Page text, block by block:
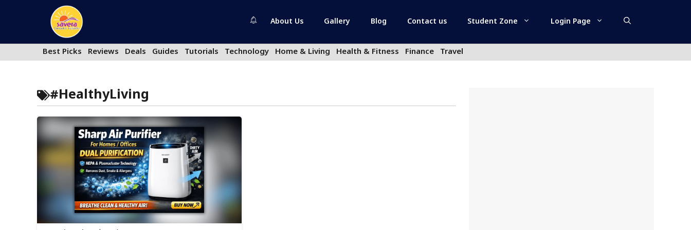
About Us Gallery Blog Contact us Student Zone Login Page
Best Picks Reviews Deals Guides Tutorials Technology Home & Living Health & Fitness Finance Travel
#HealthyLiving